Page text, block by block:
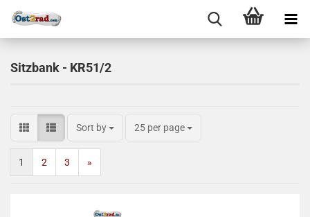
Sitzbank - KR51/2
Sort by 25 per page
1 2 3 »